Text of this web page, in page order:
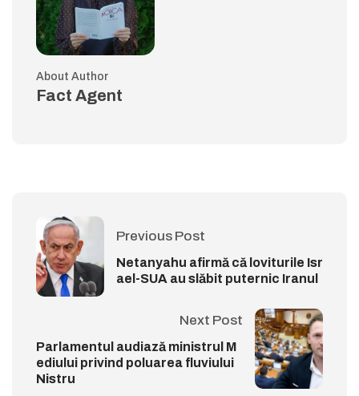
About Author
Fact Agent
Previous Post
Netanyahu afirmă că loviturile Isr
ael-SUA au slăbit puternic Iranul
Next Post
Parlamentul audiază ministrul M
ediului privind poluarea fluviului
Nistru